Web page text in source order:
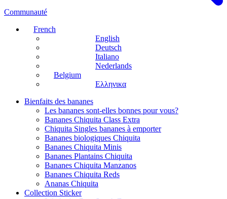
Communauté
French
English
Deutsch
Italiano
Nederlands
Belgium
Ελληνικα
Bienfaits des bananes
Les bananes sont-elles bonnes pour vous?
Bananes Chiquita Class Extra
Chiquita Singles bananes à emporter
Bananes biologiques Chiquita
Bananes Chiquita Minis
Bananes Plantains Chiquita
Bananes Chiquita Manzanos
Bananes Chiquita Reds
Ananas Chiquita
Collection Sticker